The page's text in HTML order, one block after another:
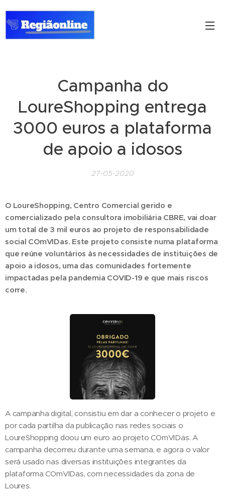
Campanha do
LoureShopping entrega
3000 euros a plataforma
de apoio a idosos
27-05-2020
O LoureShopping, Centro Comercial gerido e
comercializado pela consultora imobiliária CBRE, vai doar
um total de 3 mil euros ao projeto de responsabilidade
social COmVIDas. Este projeto consiste numa plataforma
que reúne voluntários às necessidades de instituições de
apoio a idosos, uma das comunidades fortemente
impactadas pela pandemia COVID-19 e que mais riscos
corre.
A campanha digital, consistiu em dar a conhecer o projeto e
por cada partilha da publicação nas redes sociais o
LoureShopping doou um euro ao projeto COmVIDas. A
campanha decorreu durante uma semana, e agora o valor
será usado nas diversas instituições integrantes da
plataforma COmVIDas, com necessidades da zona de
Loures.